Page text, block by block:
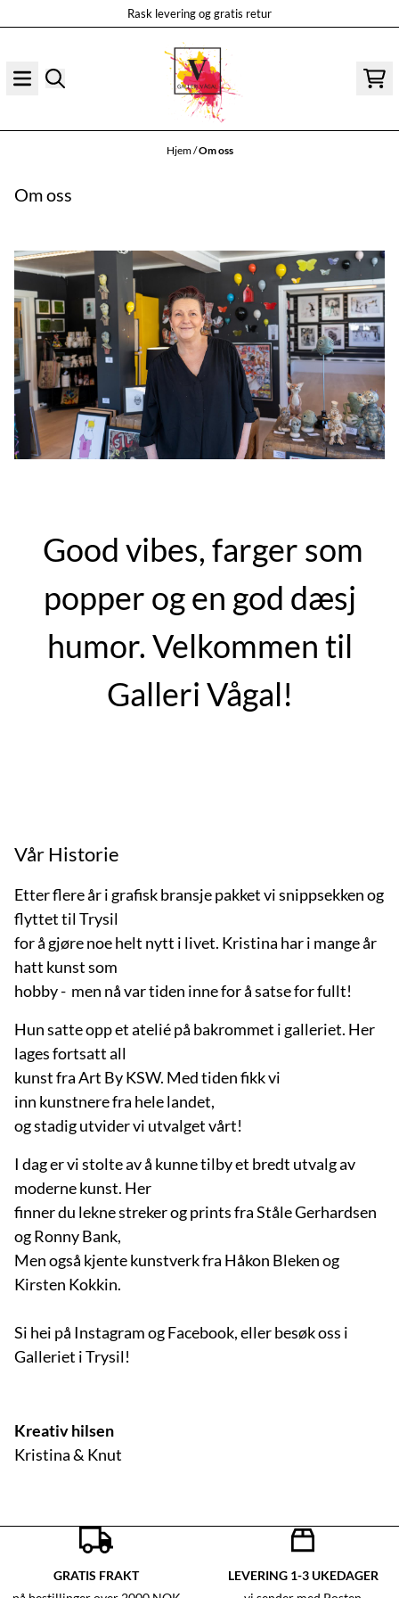
Rask levering og gratis retur
Hjem/Om oss
Om oss
Good vibes, farger som
popper og en god dæsj
humor. Velkommen til
Galleri Vågal!
Vår Historie
Etter flere år i grafisk bransje pakket vi snippsekken og
flyttet til Trysil
for å gjøre noe helt nytt i livet. Kristina har i mange år
hatt kunst som
hobby - men nå var tiden inne for å satse for fullt!
Hun satte opp et atelié på bakrommet i galleriet. Her
lages fortsatt all
kunst fra Art By KSW. Med tiden fikk vi
inn kunstnere fra hele landet,
og stadig utvider vi utvalget vårt!
I dag er vi stolte av å kunne tilby et bredt utvalg av
moderne kunst. Her
finner du lekne streker og prints fra Ståle Gerhardsen
og Ronny Bank,
Men også kjente kunstverk fra Håkon Bleken og
Kirsten Kokkin.
Si hei på Instagram og Facebook, eller besøk oss i
Galleriet i Trysil!
Kreativ hilsen
Kristina & Knut
GRATIS FRAKT LEVERING 1-3 UKEDAGER